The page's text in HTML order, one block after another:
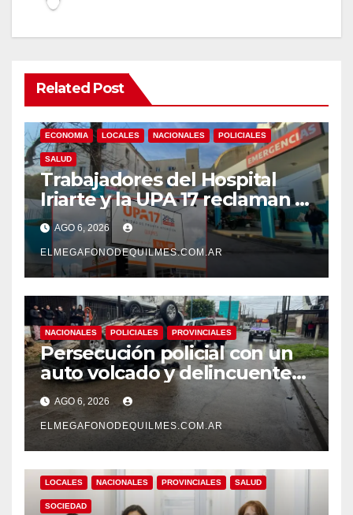
Related Post
ECONOMIA LOCALES NACIONALES POLICIALES
SALUD
Trabajadores del Hospital
Iriarte y la UPA 17 reclaman el
pase a planta de becarios y
mejoras laborales
AGO 6, 2026
ELMEGAFONODEQUILMES.COM.AR
NACIONALES POLICIALES PROVINCIALES
Persecución policial con un
auto volcado y delincuentes
detenidos en San Francisco
Solano
AGO 6, 2026
ELMEGAFONODEQUILMES.COM.AR
LOCALES NACIONALES PROVINCIALES SALUD
SOCIEDAD